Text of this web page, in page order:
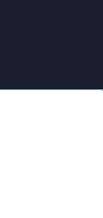
over